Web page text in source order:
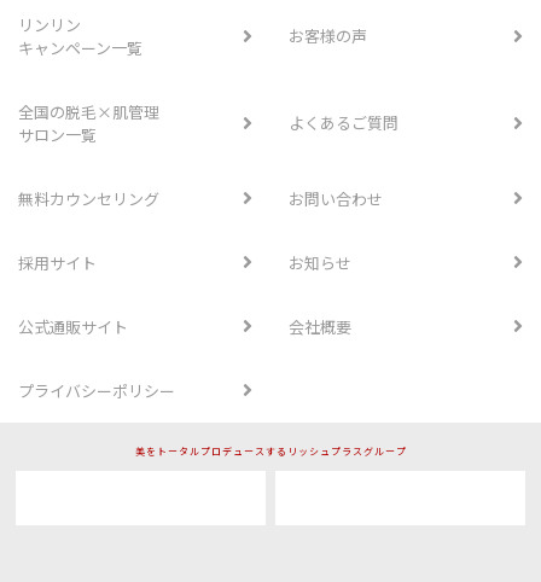
リンリン
キャンペーン一覧
お客様の声
全国の脱毛×肌管理
サロン一覧
よくあるご質問
無料カウンセリング お問い合わせ
採用サイト お知らせ
公式通販サイト 会社概要
プライバシーポリシー
美をトータルプロデュースするリッシュプラスグループ